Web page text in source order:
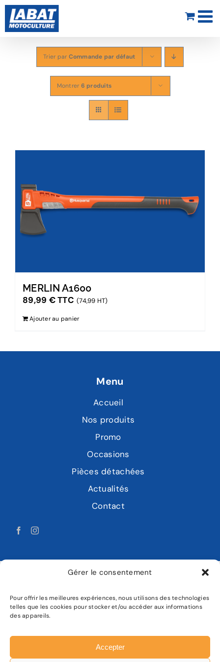
Gérer le consentement
Pour offrir les meilleures expériences, nous utilisons des technologies
telles que les cookies pour stocker et/ou accéder aux informations
des appareils.
Accepter
Passer
contenu
Trier par Commande par défaut
Montrer 6 produits
MERLIN A1600
89,99 €TTC (74,99 HT)
Ajouter au panier
Menu
Accueil
Nos produits
Promo
Occasions
Pièces détachées
Actualités
Contact
LABAT MOTOCULTURE
Politique de confidentialité
Plan de site